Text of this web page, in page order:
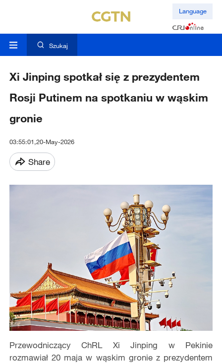
Language
Szukaj
Xi Jinping spotkał się z prezydentem
Rosji Putinem na spotkaniu w wąskim
gronie
03:55:01,20-May-2026
Share
Przewodniczący ChRL Xi Jinping w Pekinie
rozmawiał 20 maja w wąskim gronie z prezydentem